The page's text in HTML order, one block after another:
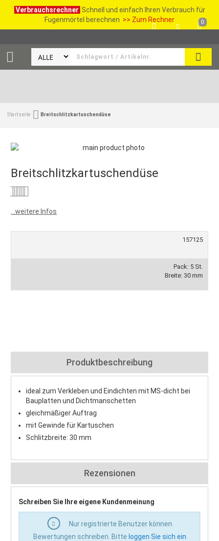
Verbrauchsrechner Schnell und einfach Ihren Verbrauch für
Fugenmörtel berechnen >> Zum Rechner
SUCHE
0
Startseite Breitschlitzkartuschendüse
Breitschlitzkartuschendüse
...weitere Infos
157125
Pack: 5 St.
Breite: 30 mm
Produktbeschreibung
ideal zum Verkleben und Eindichten mit MS-dicht bei
Bauplatten und Dichtmanschetten
gleichmäßiger Auftrag
mit Gewinde für Kartuschen
Schlitzbreite: 30 mm
Rezensionen
Schreiben Sie Ihre eigene Kundenmeinung
Nur registrierte Benutzer können
Bewertungen schreiben. Bitte loggen Sie sich ein